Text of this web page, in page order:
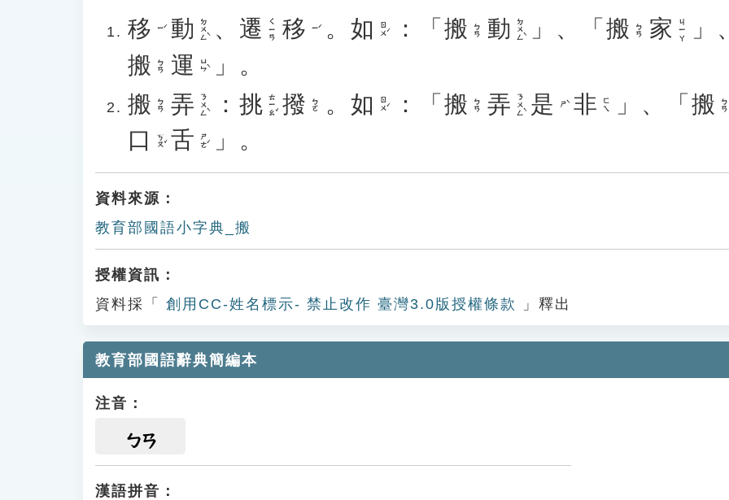
移 ㄧˊ 動 ㄉㄨㄥˋ 、 遷 ㄑㄧㄢ 移 ㄧˊ 。 如 ㄖㄨˊ ：「 搬 ㄅㄢ 動 ㄉㄨㄥˋ 」、「 搬 ㄅㄢ 家 ㄐㄧㄚ
」
搬 ㄅㄢ 運 ㄩㄣˋ
」。
搬 ㄅㄢ 弄 ㄋㄨㄥˋ ： 挑 ㄊㄧㄠˇ 撥 ㄅㄛ 。 如 ㄖㄨˊ ：「 搬 ㄅㄢ 弄 ㄋㄨㄥˋ 是 ㄕˋ 非 ㄈㄟ 」、「搬 ㄅㄢ
口 ㄎㄡˇ 舌 ㄕㄜˊ 」。
資料來源：
教育部國語小字典_搬
授權資訊：
資料採「
創用CC-姓名標示- 禁止改作 臺灣3.0版授權條款 」釋出
教育部國語辭典簡編本
注音：
ㄅㄢ
漢語拼音：